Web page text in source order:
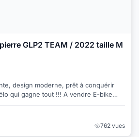
E-bike Enduro Lapierre GLP2 TEAM / 2022 taille M
design moderne, prêt à conquérir
tout !!! A vendre E-bike
de 202...
762 vues